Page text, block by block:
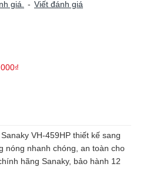
giá. - Viết đánh giá
VH-459HP thiết kế sang
nóng nhanh chóng, an toàn cho
hãng Sanaky, bảo hành 12